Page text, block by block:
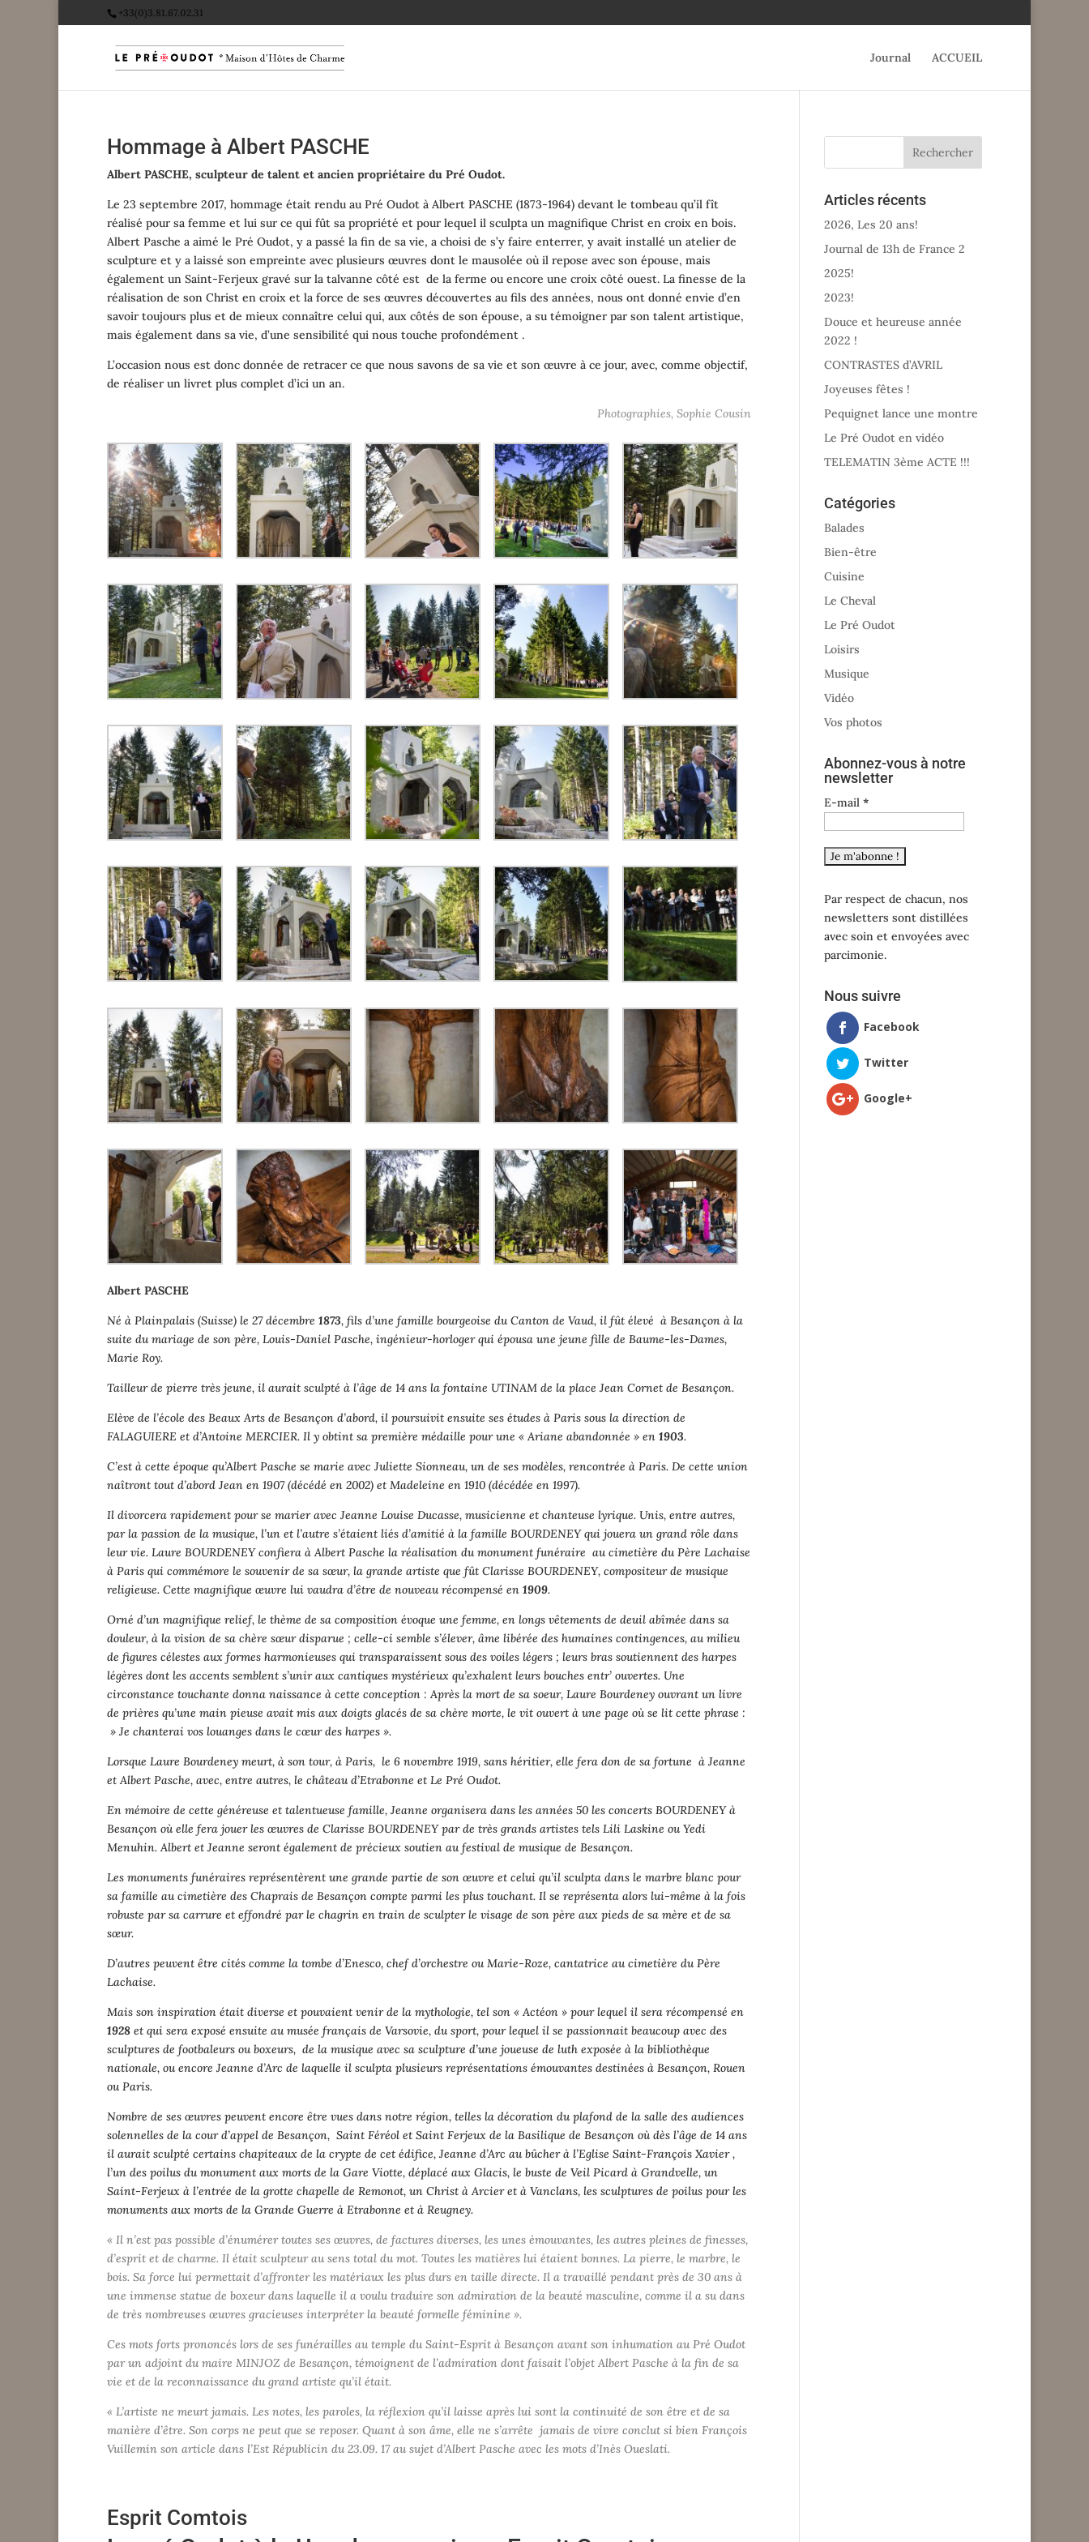
+33(0)3.81.67.02.31
Journal ACCUEIL
Hommage à Albert PASCHE
Albert PASCHE, sculpteur de talent et ancien propriétaire du Pré Oudot.
Le 23 septembre 2017, hommage était rendu au Pré Oudot à Albert PASCHE (1873-1964) devant le tombeau qu’il fît
réalisé pour sa femme et lui sur ce qui fût sa propriété et pour lequel il sculpta un magnifique Christ en croix en bois.
Albert Pasche a aimé le Pré Oudot, y a passé la fin de sa vie, a choisi de s’y faire enterrer, y avait installé un atelier de
sculpture et y a laissé son empreinte avec plusieurs œuvres dont le mausolée où il repose avec son épouse, mais
également un Saint-Ferjeux gravé sur la talvanne côté est de la ferme ou encore une croix côté ouest. La finesse de la
réalisation de son Christ en croix et la force de ses œuvres découvertes au fils des années, nous ont donné envie d’en
savoir toujours plus et de mieux connaître celui qui, aux côtés de son épouse, a su témoigner par son talent artistique,
mais également dans sa vie, d’une sensibilité qui nous touche profondément .
L’occasion nous est donc donnée de retracer ce que nous savons de sa vie et son œuvre à ce jour, avec, comme objectif,
de réaliser un livret plus complet d’ici un an.
Photographies, Sophie Cousin
Albert PASCHE
Né à Plainpalais (Suisse) le 27 décembre 1873, fils d’une famille bourgeoise du Canton de Vaud, il fût élevé à Besançon à la
suite du mariage de son père, Louis-Daniel Pasche, ingénieur-horloger qui épousa une jeune fille de Baume-les-Dames,
Marie Roy.
Tailleur de pierre très jeune, il aurait sculpté à l’âge de 14 ans la fontaine UTINAM de la place Jean Cornet de Besançon.
Elève de l’école des Beaux Arts de Besançon d’abord, il poursuivit ensuite ses études à Paris sous la direction de
FALAGUIERE et d’Antoine MERCIER. Il y obtint sa première médaille pour une « Ariane abandonnée » en 1903.
C’est à cette époque qu’Albert Pasche se marie avec Juliette Sionneau, un de ses modèles, rencontrée à Paris. De cette union
naîtront tout d’abord Jean en 1907 (décédé en 2002) et Madeleine en 1910 (décédée en 1997).
Il divorcera rapidement pour se marier avec Jeanne Louise Ducasse, musicienne et chanteuse lyrique. Unis, entre autres,
par la passion de la musique, l’un et l’autre s’étaient liés d’amitié à la famille BOURDENEY qui jouera un grand rôle dans
leur vie. Laure BOURDENEY confiera à Albert Pasche la réalisation du monument funéraire au cimetière du Père Lachaise
à Paris qui commémore le souvenir de sa sœur, la grande artiste que fût Clarisse BOURDENEY, compositeur de musique
religieuse. Cette magnifique œuvre lui vaudra d’être de nouveau récompensé en 1909.
Orné d’un magnifique relief, le thème de sa composition évoque une femme, en longs vêtements de deuil abîmée dans sa
douleur, à la vision de sa chère sœur disparue ; celle-ci semble s’élever, âme libérée des humaines contingences, au milieu
de figures célestes aux formes harmonieuses qui transparaissent sous des voiles légers ; leurs bras soutiennent des harpes
légères dont les accents semblent s’unir aux cantiques mystérieux qu’exhalent leurs bouches entr’ ouvertes. Une
circonstance touchante donna naissance à cette conception : Après la mort de sa soeur, Laure Bourdeney ouvrant un livre
de prières qu’une main pieuse avait mis aux doigts glacés de sa chère morte, le vit ouvert à une page où se lit cette phrase :
» Je chanterai vos louanges dans le cœur des harpes ».
Lorsque Laure Bourdeney meurt, à son tour, à Paris, le 6 novembre 1919, sans héritier, elle fera don de sa fortune à Jeanne
et Albert Pasche, avec, entre autres, le château d’Etrabonne et Le Pré Oudot.
En mémoire de cette généreuse et talentueuse famille, Jeanne organisera dans les années 50 les concerts BOURDENEY à
Besançon où elle fera jouer les œuvres de Clarisse BOURDENEY par de très grands artistes tels Lili Laskine ou Yedi
Menuhin. Albert et Jeanne seront également de précieux soutien au festival de musique de Besançon.
Les monuments funéraires représentèrent une grande partie de son œuvre et celui qu’il sculpta dans le marbre blanc pour
sa famille au cimetière des Chaprais de Besançon compte parmi les plus touchant. Il se représenta alors lui-même à la fois
robuste par sa carrure et effondré par le chagrin en train de sculpter le visage de son père aux pieds de sa mère et de sa
sœur.
D’autres peuvent être cités comme la tombe d’Enesco, chef d’orchestre ou Marie-Roze, cantatrice au cimetière du Père
Lachaise.
Mais son inspiration était diverse et pouvaient venir de la mythologie, tel son « Actéon » pour lequel il sera récompensé en
1928 et qui sera exposé ensuite au musée français de Varsovie, du sport, pour lequel il se passionnait beaucoup avec des
sculptures de footbaleurs ou boxeurs, de la musique avec sa sculpture d’une joueuse de luth exposée à la bibliothèque
nationale, ou encore Jeanne d’Arc de laquelle il sculpta plusieurs représentations émouvantes destinées à Besançon, Rouen
ou Paris.
Nombre de ses œuvres peuvent encore être vues dans notre région, telles la décoration du plafond de la salle des audiences
solennelles de la cour d’appel de Besançon, Saint Féréol et Saint Ferjeux de la Basilique de Besançon où dès l’âge de 14 ans
il aurait sculpté certains chapiteaux de la crypte de cet édifice, Jeanne d’Arc au bûcher à l’Eglise Saint-François Xavier ,
l’un des poilus du monument aux morts de la Gare Viotte, déplacé aux Glacis, le buste de Veil Picard à Grandvelle, un
Saint-Ferjeux à l’entrée de la grotte chapelle de Remonot, un Christ à Arcier et à Vanclans, les sculptures de poilus pour les
monuments aux morts de la Grande Guerre à Etrabonne et à Reugney.
« Il n’est pas possible d’énumérer toutes ses œuvres, de factures diverses, les unes émouvantes, les autres pleines de finesses,
d’esprit et de charme. Il était sculpteur au sens total du mot. Toutes les matières lui étaient bonnes. La pierre, le marbre, le
bois. Sa force lui permettait d’affronter les matériaux les plus durs en taille directe. Il a travaillé pendant près de 30 ans à
une immense statue de boxeur dans laquelle il a voulu traduire son admiration de la beauté masculine, comme il a su dans
de très nombreuses œuvres gracieuses interpréter la beauté formelle féminine ».
Ces mots forts prononcés lors de ses funérailles au temple du Saint-Esprit à Besançon avant son inhumation au Pré Oudot
par un adjoint du maire MINJOZ de Besançon, témoignent de l’admiration dont faisait l’objet Albert Pasche à la fin de sa
vie et de la reconnaissance du grand artiste qu’il était.
« L’artiste ne meurt jamais. Les notes, les paroles, la réflexion qu’il laisse après lui sont la continuité de son être et de sa
manière d’être. Son corps ne peut que se reposer. Quant à son âme, elle ne s’arrête jamais de vivre conclut si bien François
Vuillemin son article dans l’Est Républicin du 23.09. 17 au sujet d’Albert Pasche avec les mots d’Inès Oueslati.
Esprit Comtois
Articles récents
2026, Les 20 ans!
Journal de 13h de France 2
2025!
2023!
Douce et heureuse année
2022 !
CONTRASTES d’AVRIL
Joyeuses fêtes !
Pequignet lance une montre
Le Pré Oudot en vidéo
TELEMATIN 3ème ACTE !!!
Catégories
Balades
Bien-être
Cuisine
Le Cheval
Le Pré Oudot
Loisirs
Musique
Vidéo
Vos photos
Abonnez-vous à notre
newsletter
E-mail *
Par respect de chacun, nos
newsletters sont distillées
avec soin et envoyées avec
parcimonie.
Nous suivre
Facebook
Twitter
Google+